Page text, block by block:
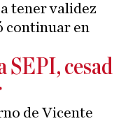
tener validez
continuar en
SEPI, cesad
de Vicente